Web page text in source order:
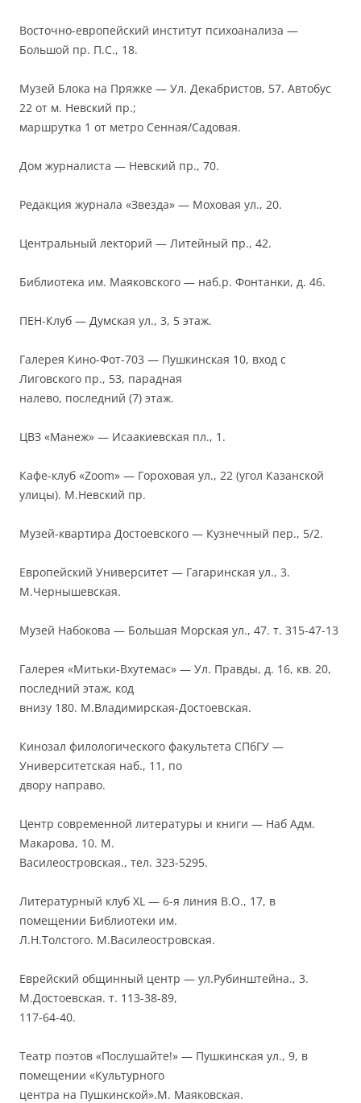
Восточно-европейский институт психоанализа —
Большой пр. П.С., 18.
Музей Блока на Пряжке — Ул. Декабристов, 57. Автобус
22 от м. Невский пр.;
маршрутка 1 от метро Сенная/Садовая.
Дом журналиста — Невский пр., 70.
Редакция журнала «Звезда» — Моховая ул., 20.
Центральный лекторий — Литейный пр., 42.
Библиотека им. Маяковского — наб.р. Фонтанки, д. 46.
ПЕН-Клуб — Думская ул., 3, 5 этаж.
Галерея Кино-Фот-703 — Пушкинская 10, вход с
Лиговского пр., 53, парадная
налево, последний (7) этаж.
ЦВЗ «Манеж» — Исаакиевская пл., 1.
Кафе-клуб «Zoom» — Гороховая ул., 22 (угол Казанской
улицы). М.Невский пр.
Музей-квартира Достоевского — Кузнечный пер., 5/2.
Европейский Университет — Гагаринская ул., 3.
М.Чернышевская.
Музей Набокова — Большая Морская ул., 47. т. 315-47-13
Галерея «Митьки-Вхутемас» — Ул. Правды, д. 16, кв. 20,
последний этаж, код
внизу 180. М.Владимирская-Достоевская.
Кинозал филологического факультета СПбГУ —
Университетская наб., 11, по
двору направо.
Центр современной литературы и книги — Наб Адм.
Макарова, 10. М.
Василеостровская., тел. 323-5295.
Литературный клуб XL — 6-я линия В.О., 17, в
помещении Библиотеки им.
Л.Н.Толстого. М.Василеостровская.
Еврейский общинный центр — ул.Рубинштейна., 3.
М.Достоевская. т. 113-38-89,
117-64-40.
Театр поэтов «Послушайте!» — Пушкинская ул., 9, в
помещении «Культурного
центра на Пушкинской».М. Маяковская.